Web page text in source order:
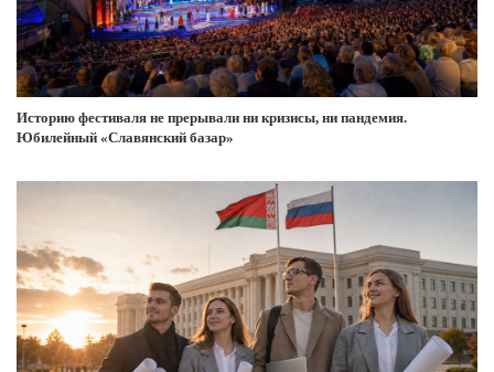
Историю фестиваля не прерывали ни кризисы, ни пандемия.
Юбилейный «Славянский базар»